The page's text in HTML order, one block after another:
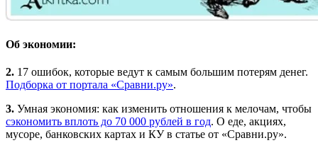
Об экономии:
2. 17 ошибок, которые ведут к самым большим потерям денег.
Подборка от портала «Сравни.ру».
3. Умная экономия: как изменить отношения к мелочам, чтобы
сэкономить вплоть до 70 000 рублей в год. О еде, акциях,
мусоре, банковских картах и КУ в статье от «Сравни.ру».